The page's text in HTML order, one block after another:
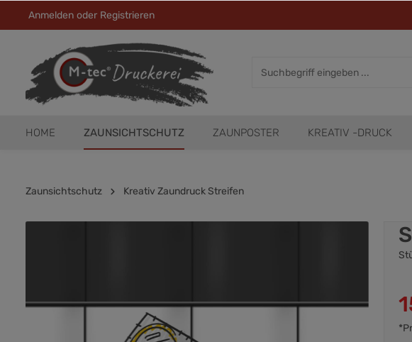
Anmelden oder Registrieren
HOME ZAUNSICHTSCHUTZ ZAUNPOSTER KREATIV -DRUCK
Zaunsichtschutz Kreativ Zaundruck Streifen